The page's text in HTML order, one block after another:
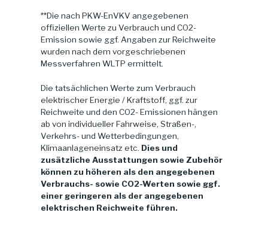
**Die nach PKW-EnVKV angegebenen
offiziellen Werte zu Verbrauch und CO2-
Emission sowie ggf. Angaben zur Reichweite
wurden nach dem vorgeschriebenen
Messverfahren WLTP ermittelt.
Die tatsächlichen Werte zum Verbrauch
elektrischer Energie / Kraftstoff, ggf. zur
Reichweite und den CO2- Emissionen hängen
ab von individueller Fahrweise, Straßen-,
Verkehrs- und Wetterbedingungen,
Klimaanlageneinsatz etc. Dies und
zusätzliche Ausstattungen sowie Zubehör
können zu höheren als den angegebenen
Verbrauchs- sowie CO2-Werten sowie ggf.
einer geringeren als der angegebenen
elektrischen Reichweite führen.